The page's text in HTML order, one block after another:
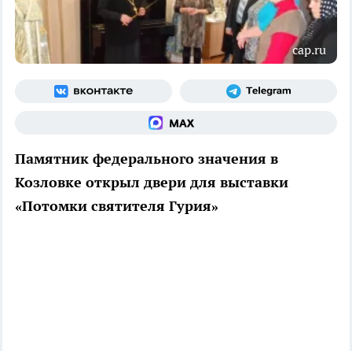
cap.ru
Памятник федерального значения в
Козловке открыл двери для выставки
«Потомки святителя Гурия»